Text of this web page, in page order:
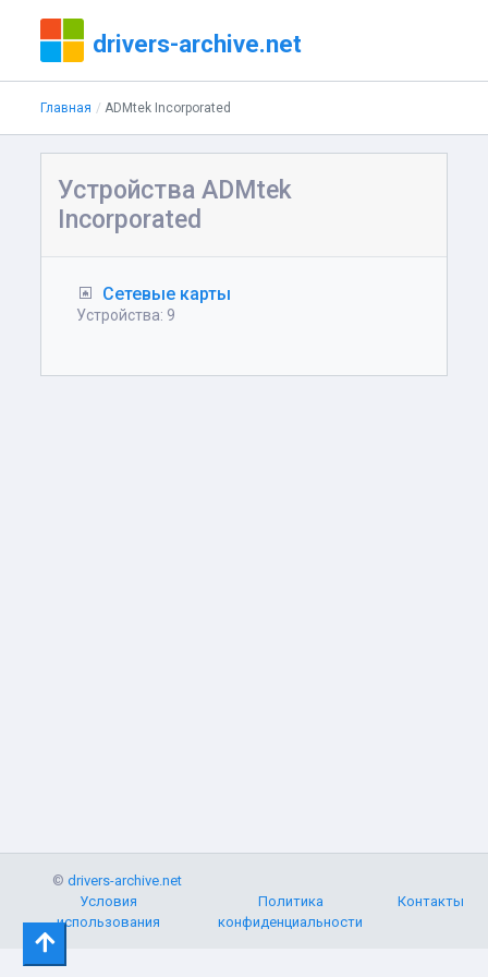
drivers-archive.net
Главная ADMtek Incorporated
Устройства ADMtek
Incorporated
Сетевые карты
Устройства: 9
©drivers-archive.net
Условия
использования
Политика
конфиденциальности
Контакты